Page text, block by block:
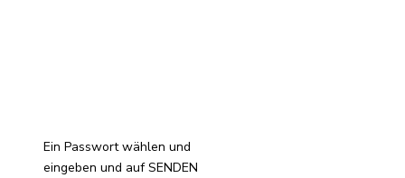
Ein Passwort wählen und
eingeben und auf SENDEN